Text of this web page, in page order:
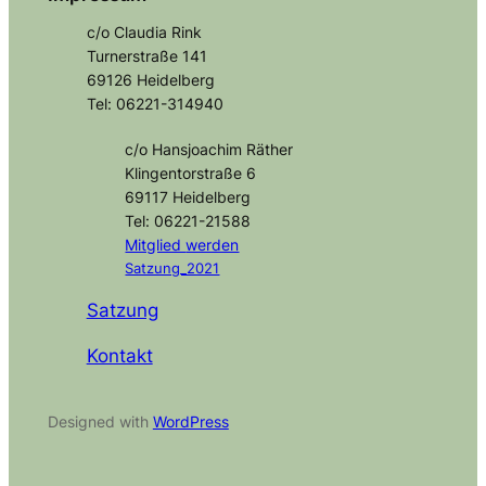
c/o Claudia Rink
Turnerstraße 141
69126 Heidelberg
Tel: 06221-314940
c/o Hansjoachim Räther
Klingentorstraße 6
69117 Heidelberg
Tel: 06221-21588
Mitgliedwerden
Satzung_2021
Satzung
Kontakt
Designed with WordPress